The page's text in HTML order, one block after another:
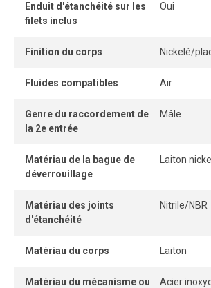
Enduit d'étanchéité sur les
filets inclus
Oui
Finition du corps Nickelé/
Fluides compatibles Air
Genre du raccordement de
la 2e entrée
Mâle
Matériau de la bague de
déverrouillage
Laiton
Matériau des joints
d'étanchéité
Nitrile/NBR
Matériau du corps Laiton
Matériau du mécanisme ou
Acier